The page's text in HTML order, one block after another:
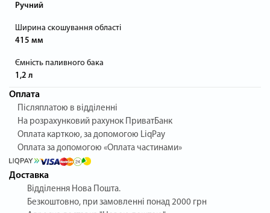
Ручний
Ширина скошування області
415 мм
Ємність паливного бака
1,2 л
Оплата
Післяплатою в відділенні
На розрахунковий рахунок ПриватБанк
Оплата карткою, за допомогою LiqPay
Оплата за допомогою «Оплата частинами»
Доставка
Відділення Нова Пошта.
Безкоштовно, при замовленні понад 2000 грн